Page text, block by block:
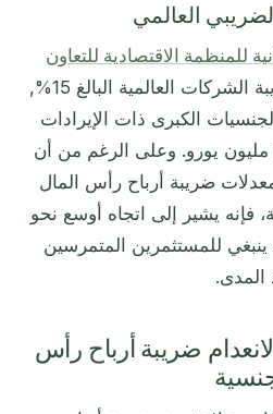
العالمي
للمنظمة الاقتصادية للتعاون
, الحد الأدنى لضريبة الشركات العالمية البالغ 15%,
الكبرى ذات الإيرادات
الموحدة التي تتجاوز 750 مليون يورو. وعلى الرغم من أن
ضريبة أرباح رأس المال
فإنه يشير إلى اتجاه أوسع نحو
ينبغي للمستثمرين المتمرسين
المدى.
لانعدام ضريبة أرباح رأس